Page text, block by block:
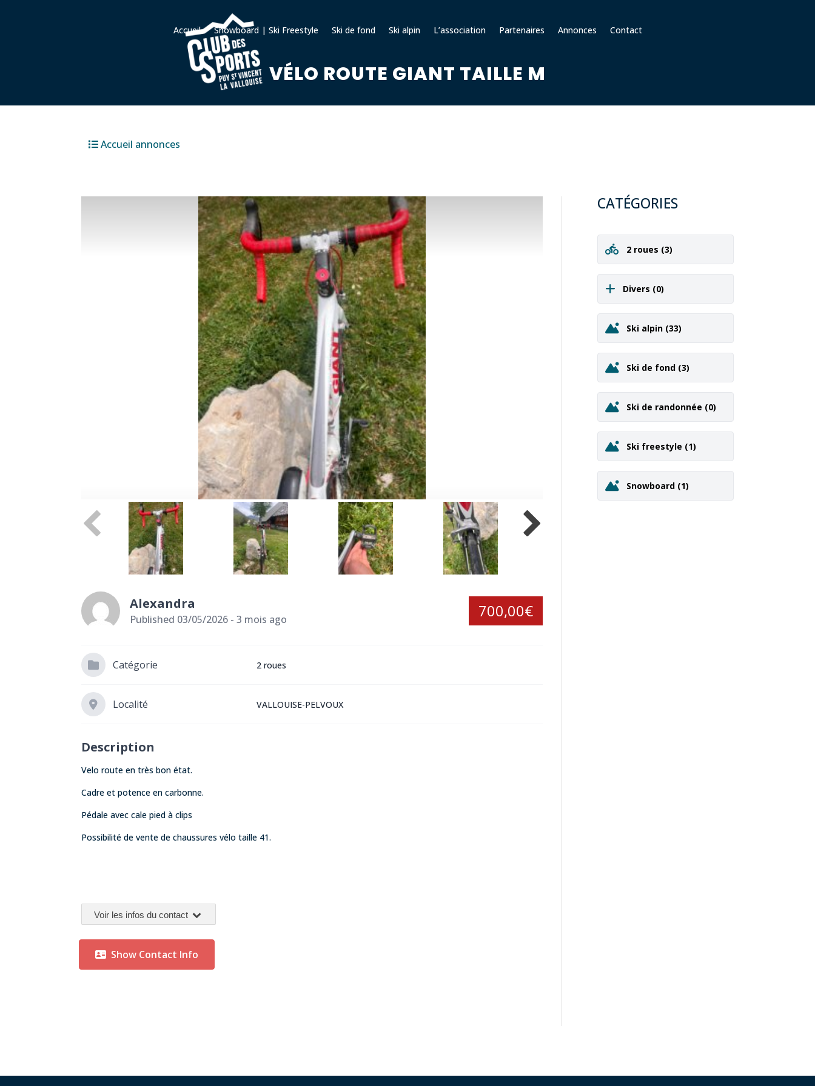
Accueil Snowboard | Ski Freestyle Ski de fond Ski alpin L’association Partenaires Annonces Contact
VÉLO ROUTE GIANT TAILLE M
Accueil annonces
Alexandra
Published 03/05/2026 - 3 mois ago 700,00€
Catégorie 2 roues
Localité VALLOUISE-PELVOUX
Description
Velo route en très bon état.
Cadre et potence en carbonne.
Pédale avec cale pied à clips
Possibilité de vente de chaussures vélo taille 41.
Voir les infos du contact
Show Contact Info
CATÉGORIES
2 roues (3)
Divers (0)
Ski alpin (33)
Ski de fond (3)
Ski de randonnée (0)
Ski freestyle (1)
Snowboard (1)